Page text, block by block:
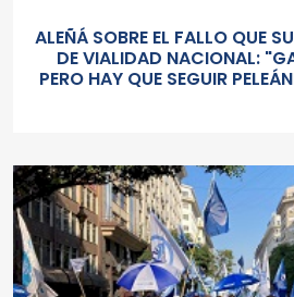
ALEÑÁ SOBRE EL FALLO QUE
DE VIALIDAD NACIONAL:
PERO HAY QUE SEGUIR